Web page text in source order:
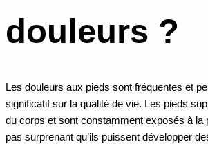
douleurs ?
Les douleurs aux pieds sont fréquentes et
significatif sur la qualité de vie. Les pieds
du corps et sont constamment exposés à la
pas surprenant qu’ils puissent développer